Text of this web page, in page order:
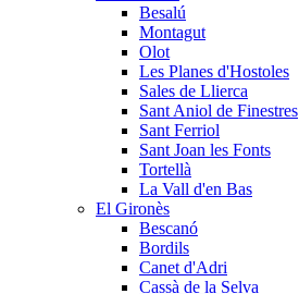
Besalú
Montagut
Olot
Les Planes d'Hostoles
Sales de Llierca
Sant Aniol de Finestres
Sant Ferriol
Sant Joan les Fonts
Tortellà
La Vall d'en Bas
El Gironès
Bescanó
Bordils
Canet d'Adri
Cassà de la Selva